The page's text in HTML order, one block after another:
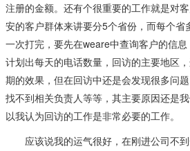
注册的金额。还有个很重要的工作就是对
安的客户群体来讲要分5个省份，而每个
一次打完，要先在weare中查询客户的信
计划出每天的电话数量，回访的主要地区
期的效果，但在回访中还是会发现很多问
找不到相关负责人等等，其主要原因还是
以我认为回访的工作是非常必要的工作。
应该说我的运气很好，在刚进公司不到